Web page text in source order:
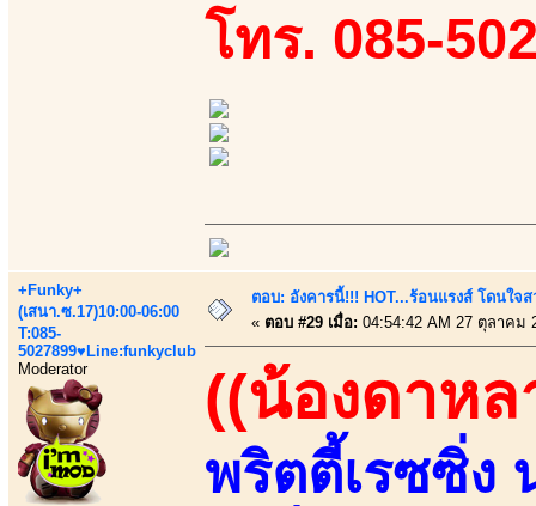
โทร. 085-
+Funky+
(เสนา.ซ.17)10:00-06:00
T:085-
5027899♥Line:funkyclub
Moderator
ตอบ: อังคารนี้!!! HOT...ร้อนแรงส์ โดนใจ
« ตอบ #29 เมื่อ: 04:54:42 AM 27 ตุลาคม
((น้องดาหล
พริตตี้เรซซิ่ง